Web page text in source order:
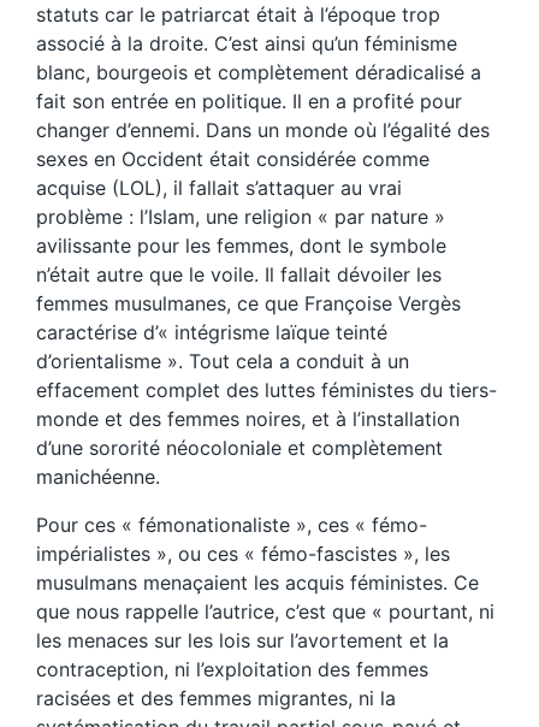
statuts car le patriarcat était à l’époque trop
associé à la droite. C’est ainsi qu’un féminisme
blanc, bourgeois et complètement déradicalisé a
fait son entrée en politique. Il en a profité pour
changer d’ennemi. Dans un monde où l’égalité des
sexes en Occident était considérée comme
acquise (LOL), il fallait s’attaquer au vrai
problème : l’Islam, une religion « par nature »
avilissante pour les femmes, dont le symbole
n’était autre que le voile. Il fallait dévoiler les
femmes musulmanes, ce que Françoise Vergès
caractérise d’« intégrisme laïque teinté
d’orientalisme ». Tout cela a conduit à un
effacement complet des luttes féministes du tiers-
monde et des femmes noires, et à l’installation
d’une sororité néocoloniale et complètement
manichéenne.
Pour ces « fémonationaliste », ces « fémo-
impérialistes », ou ces « fémo-fascistes », les
musulmans menaçaient les acquis féministes. Ce
que nous rappelle l’autrice, c’est que « pourtant, ni
les menaces sur les lois sur l’avortement et la
contraception, ni l’exploitation des femmes
racisées et des femmes migrantes, ni la